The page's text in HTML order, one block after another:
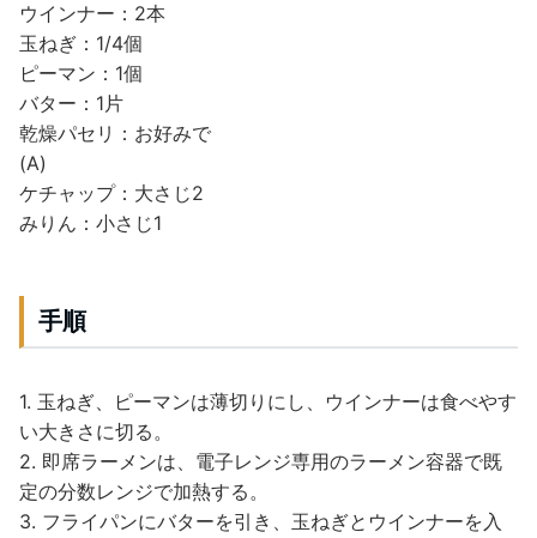
ウインナー：2本
玉ねぎ：1/4個
ピーマン：1個
バター：1片
乾燥パセリ：お好みで
(A)
ケチャップ：大さじ2
みりん：小さじ1
手順
1. 玉ねぎ、ピーマンは薄切りにし、ウインナーは食べやす
い大きさに切る。
2. 即席ラーメンは、電子レンジ専用のラーメン容器で既
定の分数レンジで加熱する。
3. フライパンにバターを引き、玉ねぎとウインナーを入